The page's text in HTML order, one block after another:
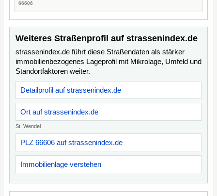
66606
Weiteres Straßenprofil auf strassenindex.de
strassenindex.de führt diese Straßendaten als stärker
immobilienbezogenes Lageprofil mit Mikrolage, Umfeld und
Standortfaktoren weiter.
Detailprofil auf strassenindex.de
Ort auf strassenindex.de
St. Wendel
PLZ 66606 auf strassenindex.de
Immobilienlage verstehen